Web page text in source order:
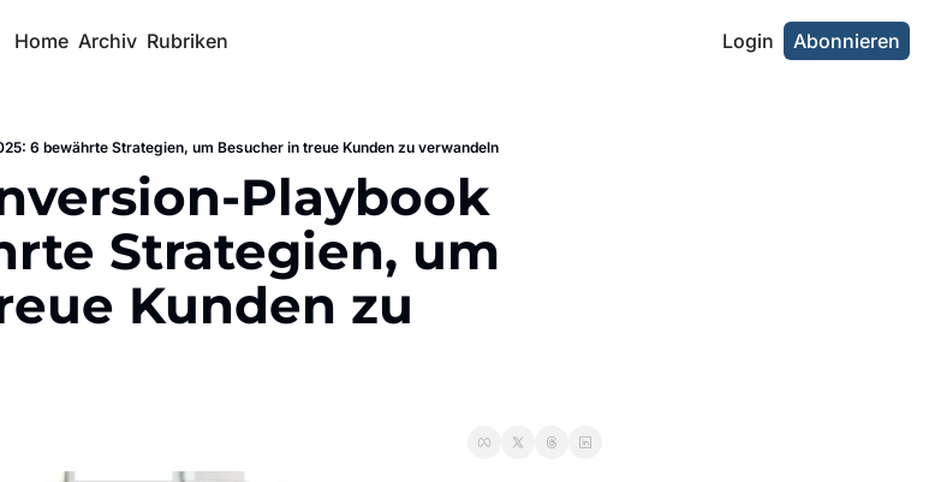
Home Archiv Rubriken Login Abonnieren
6 bewährte Strategien, um Besucher in treue Kunden zu verwandeln
Playbook
Strategien, um
Kunden zu